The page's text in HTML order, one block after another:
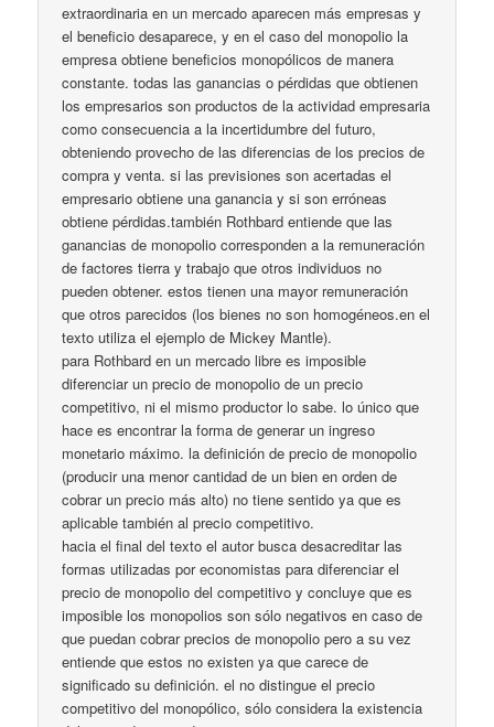
extraordinaria en un mercado aparecen más empresas y
el beneficio desaparece, y en el caso del monopolio la
empresa obtiene beneficios monopólicos de manera
constante. todas las ganancias o pérdidas que obtienen
los empresarios son productos de la actividad empresaria
como consecuencia a la incertidumbre del futuro,
obteniendo provecho de las diferencias de los precios de
compra y venta. si las previsiones son acertadas el
empresario obtiene una ganancia y si son erróneas
obtiene pérdidas.también Rothbard entiende que las
ganancias de monopolio corresponden a la remuneración
de factores tierra y trabajo que otros individuos no
pueden obtener. estos tienen una mayor remuneración
que otros parecidos (los bienes no son homogéneos.en el
texto utiliza el ejemplo de Mickey Mantle).
para Rothbard en un mercado libre es imposible
diferenciar un precio de monopolio de un precio
competitivo, ni el mismo productor lo sabe. lo único que
hace es encontrar la forma de generar un ingreso
monetario máximo. la definición de precio de monopolio
(producir una menor cantidad de un bien en orden de
cobrar un precio más alto) no tiene sentido ya que es
aplicable también al precio competitivo.
hacia el final del texto el autor busca desacreditar las
formas utilizadas por economistas para diferenciar el
precio de monopolio del competitivo y concluye que es
imposible los monopolios son sólo negativos en caso de
que puedan cobrar precios de monopolio pero a su vez
entiende que estos no existen ya que carece de
significado su definición. el no distingue el precio
competitivo del monopólico, sólo considera la existencia